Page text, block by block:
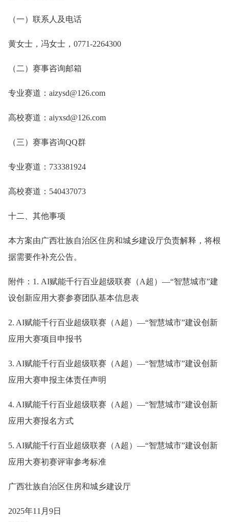
（一）联系人及电话
黄女士，冯女士，0771-2264300
（二）赛事咨询邮箱
专业赛道：aizysd@126.com
高校赛道：aiyxsd@126.com
（三）赛事咨询QQ群
专业赛道：733381924
高校赛道：540437073
十二、其他事项
本方案由广西壮族自治区住房和城乡建设厅负责解释，将根
据需要作补充公告。
附件：1. AI赋能千行百业超级联赛（A超）—“智慧城市”建
设创新应用大赛参赛团队基本信息表
2. AI赋能千行百业超级联赛（A超）—“智慧城市”建设创新
应用大赛项目申报书
3. AI赋能千行百业超级联赛（A超）—“智慧城市”建设创新
应用大赛申报主体责任声明
4. AI赋能千行百业超级联赛（A超）—“智慧城市”建设创新
应用大赛报名方式
5. AI赋能千行百业超级联赛（A超）—“智慧城市”建设创新
应用大赛初赛评审参考标准
广西壮族自治区住房和城乡建设厅
2025年11月9日